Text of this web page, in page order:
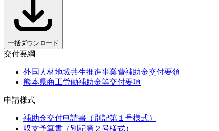
一括ダウンロード
交付要綱
外国人材地域共生推進事業費補助金交付要領
熊本県商工労働補助金等交付要項
申請様式
補助金交付申請書（別記第１号様式）
収支予算書（別記第２号様式）